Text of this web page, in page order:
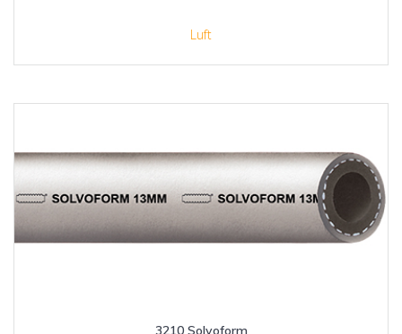
Luft
3210 Solvoform